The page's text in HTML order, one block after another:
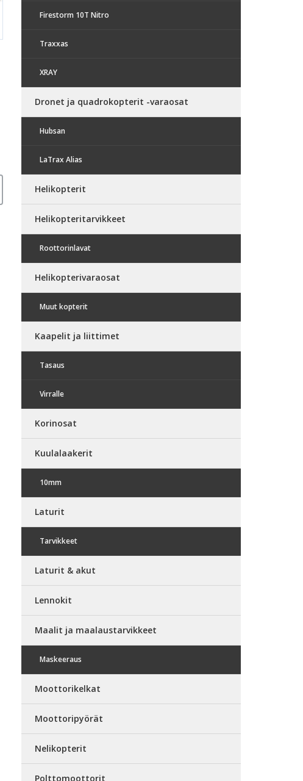
Firestorm 10T Nitro
Traxxas
XRAY
Dronet ja quadrokopterit -varaosat
Hubsan
LaTrax Alias
Helikopterit
Helikopteritarvikkeet
Roottorinlavat
Helikopterivaraosat
Muut kopterit
Kaapelit ja liittimet
Tasaus
Virralle
Korinosat
Kuulalaakerit
10mm
Laturit
Tarvikkeet
Laturit & akut
Lennokit
Maalit ja maalaustarvikkeet
Maskeeraus
Moottorikelkat
Moottoripyörät
Nelikopterit
Polttomoottorit